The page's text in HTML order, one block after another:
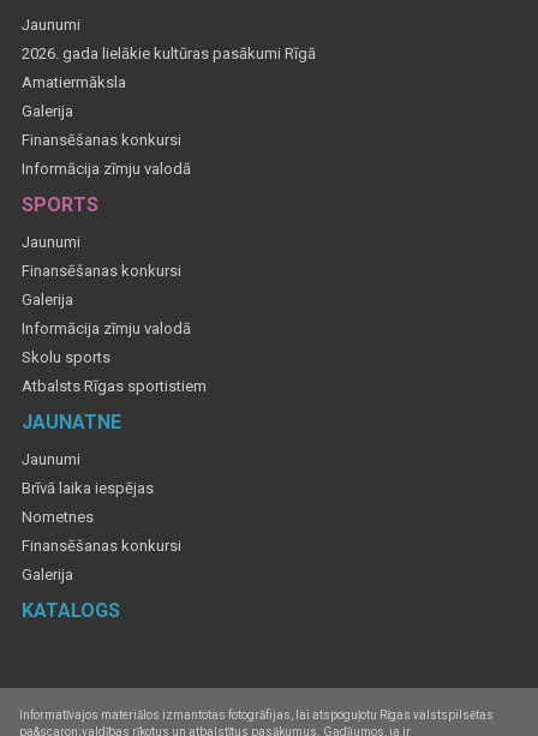
Jaunumi
2026. gada lielākie kultūras pasākumi Rīgā
Amatiermāksla
Galerija
Finansēšanas konkursi
Informācija zīmju valodā
SPORTS
Jaunumi
Finansēšanas konkursi
Galerija
Informācija zīmju valodā
Skolu sports
Atbalsts Rīgas sportistiem
JAUNATNE
Jaunumi
Brīvā laika iespējas
Nometnes
Finansēšanas konkursi
Galerija
KATALOGS
Informatīvajos materiālos izmantotas fotogrāfijas, lai atspoguļotu Rīgas valstspilsētas
pa&scaron;valdības rīkotus un atbalstītus pasākumus. Gadījumos, ja ir